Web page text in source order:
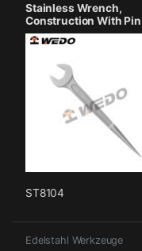
Stainless Wrench,
Construction With Pin
ST8104
Edelstahl Werkzeuge